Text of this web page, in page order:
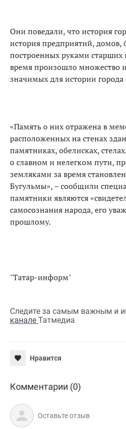
Они поведали, что история
история предприятий, домов,
построенных руками старших
время произошло множество
значимых для истории
«Память о них отражена в
расположенных на стенах
памятниках, обелисках,
о славном и нелегком пути,
земляками за время
Бугульмы», – сообщили
памятники являются
самосознания народа, его
прошлому.
"Татар-информ"
Следите за самым важным и
канале Татмедиа
Нравится
Комментарии (0)